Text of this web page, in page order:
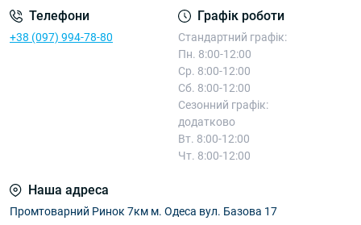
Телефони
+38 (097) 994-78-80
Графік роботи
Стандартний графік:
Пн. 8:00-12:00
Ср. 8:00-12:00
Сб. 8:00-12:00
Сезонний графік:
додатково
Вт. 8:00-12:00
Чт. 8:00-12:00
Наша адреса
Промтоварний Ринок 7км м. Одеса вул. Базова 17